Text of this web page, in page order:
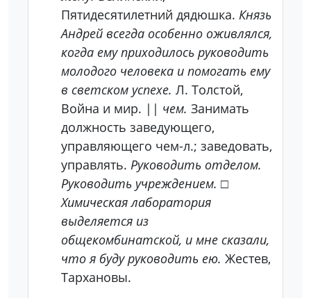
Пятидесятилетний дядюшка. Князь
Андрей всегда особенно оживлялся,
когда ему приходилось руководить
молодого человека и помогать ему
в светском успехе. Л. Толстой,
Война и мир. || чем. Занимать
должность заведующего,
управляющего чем-л.; заведовать,
управлять. Руководить отделом.
Руководить учреждением. □
Химическая лаборатория
выделяется из
общекомбинатской, и мне сказали,
что я буду руководить ею. Жестев,
Тархановы.